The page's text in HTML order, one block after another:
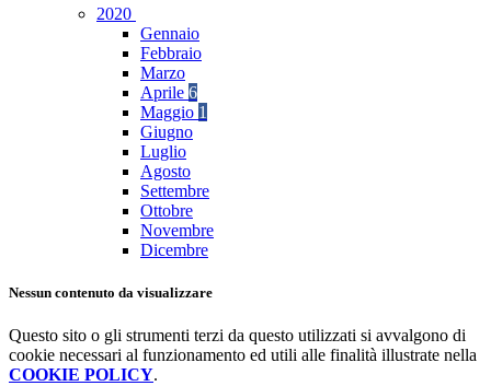
2020
Gennaio
Febbraio
Marzo
Aprile 6
Maggio 1
Giugno
Luglio
Agosto
Settembre
Ottobre
Novembre
Dicembre
Nessun contenuto da visualizzare
Questo sito o gli strumenti terzi da questo utilizzati si avvalgono di
cookie necessari al funzionamento ed utili alle finalità illustrate nella
COOKIE POLICY.